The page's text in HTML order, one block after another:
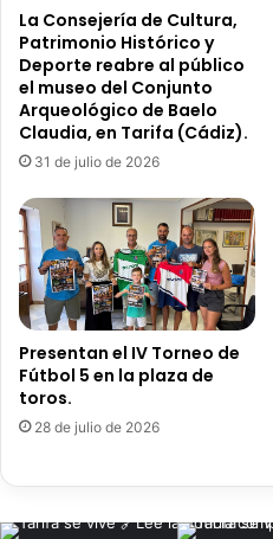
á
l
e
z
p
r
e
e
n
t
a
n
e
v
n
v
n
d
o
s
e
p
a
a
a
P
r
m
e
n
La Consejería de Cultura,
Patrimonio Histórico y
Deporte reabre al público
el museo del Conjunto
Arqueológico de Baelo
Claudia, en Tarifa (Cádiz).
31 de julio de 2026
Presentan el IV Torneo de
Fútbol 5 en la plaza de
toros.
28 de julio de 2026